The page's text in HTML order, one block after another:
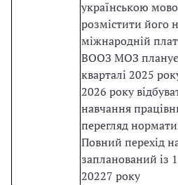
українською
розмістити його
міжнародній
ВООЗ МОЗ планує
кварталі 2025
2026 року
навчання
перегляд
Повний перехід
запланований із
20227 року